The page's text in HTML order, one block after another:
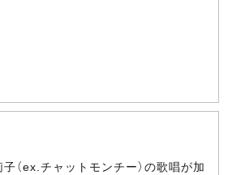
（ex.チャットモンチー）の歌唱が加